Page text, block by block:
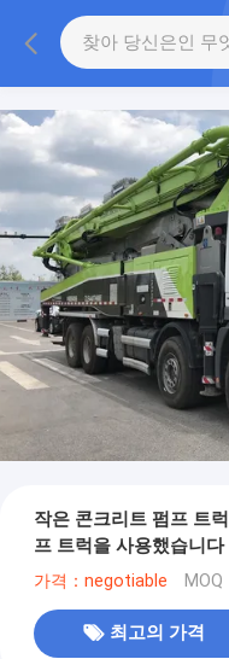
작은 콘크리트 펌프 트
프 트럭을 사용했습니다
가격：negotiable MOQ
최고의 가격